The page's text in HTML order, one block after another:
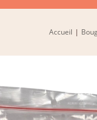
Accueil |